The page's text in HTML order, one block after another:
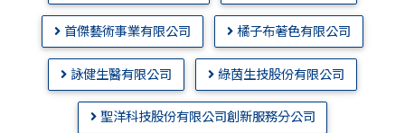
首傑藝術事業有限公司 橘子布著色有限公司
詠健生醫有限公司 綠茵生技股份有限公司
聖洋科技股份有限公司創新服務分公司